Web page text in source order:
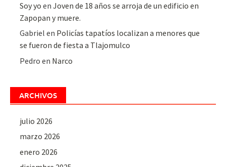
Soy yo enJoven de 18 años se arroja de un edificio en
Zapopan y muere.
Gabriel en Policías tapatíos localizan a menores que
se fueron de fiesta a Tlajomulco
Pedro en Narco
ARCHIVOS
julio 2026
marzo 2026
enero 2026